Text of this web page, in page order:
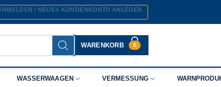
/ NEUES KUNDENKONTO ANLEGEN
WARENKORB 0
WASSERWAAGEN VERMESSUNG